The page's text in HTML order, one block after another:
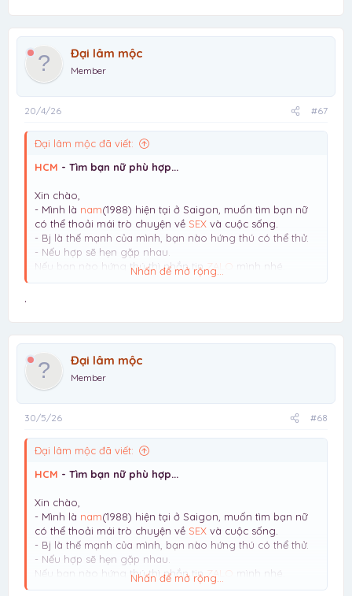
Đại lâm mộc
Member
20/4/26 #67
Đại lâm mộc đã viết:
HCM - Tìm bạn nữ phù hợp...
Xin chào,
- Mình là nam(1988) hiện tại ở Saigon, muốn tìm bạn nữ
có thể thoải mái trò chuyện về SEX và cuộc sống.
- Bj là thế mạnh của mình, bạn nào hứng thú có thể thử.
- Nếu hợp sẽ hẹn gặp nhau.
Nếu bạn nào hứng thú thì nhắn tinZALO mình nhé.
Lưu ý: mình chỉ tìm NỮ, giới tính khác vui lòng đừng liên
Nhấn để mở rộng...
.
Đại lâm mộc
Member
30/5/26 #68
Đại lâm mộc đã viết:
HCM - Tìm bạn nữ phù hợp...
Xin chào,
- Mình là nam(1988) hiện tại ở Saigon, muốn tìm bạn nữ
có thể thoải mái trò chuyện về SEX và cuộc sống.
- Bj là thế mạnh của mình, bạn nào hứng thú có thể thử.
- Nếu hợp sẽ hẹn gặp nhau.
Nếu bạn nào hứng thú thì nhắn tinZALO mình nhé.
Lưu ý: mình chỉ tìm NỮ, giới tính khác vui lòng đừng liên
Nhấn để mở rộng...